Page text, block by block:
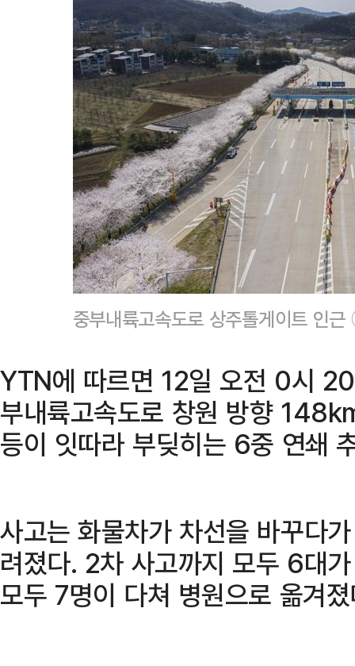
중부내륙고속도로 상주톨게이트 인
YTN에 따르면 12일 오전 0시
부내륙고속도로 창원 방향
등이 잇따라 부딪히는 6중 연쇄
사고는 화물차가 차선을 바꾸다
려졌다. 2차 사고까지 모두 6대
모두 7명이 다쳐 병원으로 옮겨